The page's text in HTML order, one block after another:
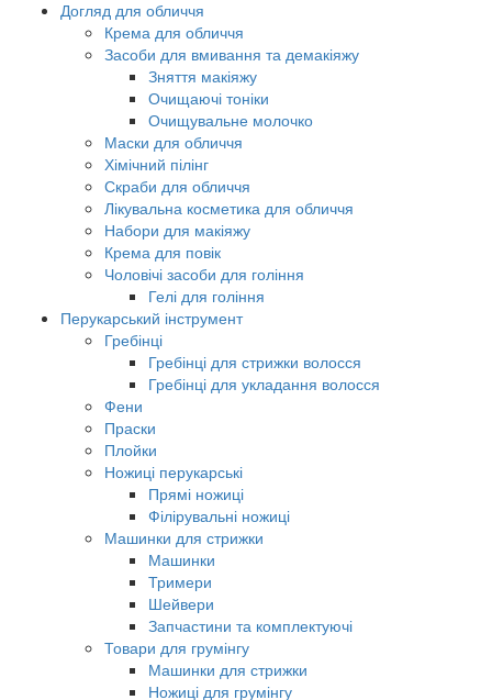
Догляд для обличчя
Крема для обличчя
Засоби для вмивання та демакіяжу
Зняття макіяжу
Очищаючі тоніки
Очищувальне молочко
Маски для обличчя
Хімічний пілінг
Скраби для обличчя
Лікувальна косметика для обличчя
Набори для макіяжу
Крема для повік
Чоловічі засоби для гоління
Гелі для гоління
Перукарський інструмент
Гребінці
Гребінці для стрижки волосся
Гребінці для укладання волосся
Фени
Праски
Плойки
Ножиці перукарські
Прямі ножиці
Філірувальні ножиці
Машинки для стрижки
Машинки
Тримери
Шейвери
Запчастини та комплектуючі
Товари для грумінгу
Машинки для стрижки
Ножиці для грумінгу